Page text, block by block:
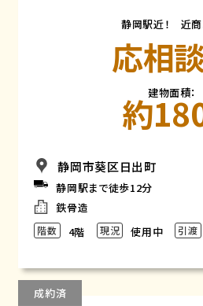
静岡駅近！ 近商
応相
建物面積：
約
静岡市葵区日出町
静岡駅まで徒歩12分
鉄骨造
階数 4階 現況 使用中 引渡
成約済